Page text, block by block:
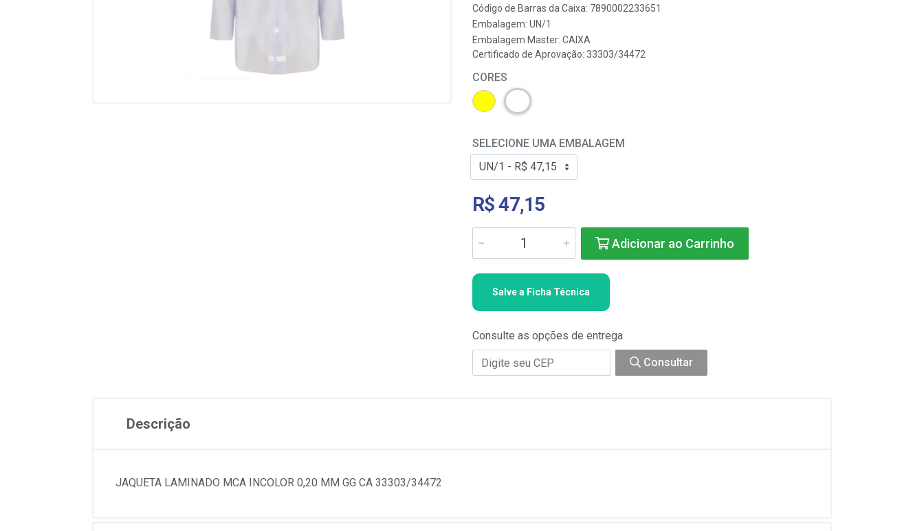
Código de Barras da Caixa: 7890002233651
Embalagem: UN/1
Embalagem Master: CAIXA
Certificado de Aprovação: 33303/34472
CORES
SELECIONE UMA EMBALAGEM
R$ 47,15
Adicionar ao Carrinho
Salve a Ficha Técnica
Consulte as opções de entrega
Consultar
Descrição
JAQUETA LAMINADO MCA INCOLOR 0,20 MM GG CA 33303/34472